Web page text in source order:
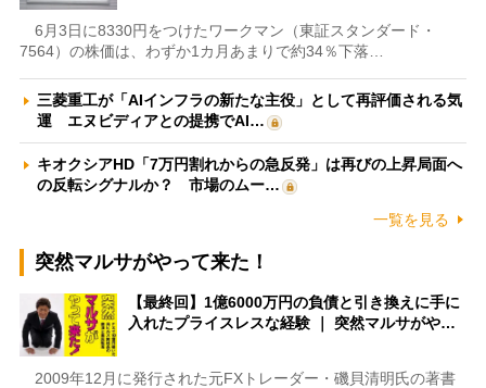
6月3日に8330円をつけたワークマン（東証スタンダード・
7564）の株価は、わずか1カ月あまりで約34％下落…
三菱重工が「AIインフラの新たな主役」として再評価される気
運 エヌビディアとの提携でAI…
キオクシアHD「7万円割れからの急反発」は再びの上昇局面へ
の反転シグナルか？ 市場のムー…
一覧を見る
突然マルサがやって来た！
【最終回】1億6000万円の負債と引き換えに手に
入れたプライスレスな経験 ｜ 突然マルサがや…
2009年12月に発行された元FXトレーダー・磯貝清明氏の著書